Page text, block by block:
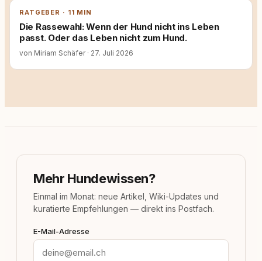
RATGEBER · 11 MIN
Die Rassewahl: Wenn der Hund nicht ins Leben
passt. Oder das Leben nicht zum Hund.
von Miriam Schäfer · 27. Juli 2026
Mehr Hundewissen?
Einmal im Monat: neue Artikel, Wiki-Updates und
kuratierte Empfehlungen — direkt ins Postfach.
E-Mail-Adresse